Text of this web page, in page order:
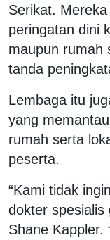
Serikat.
peringatan dini
maupun rumah
tanda
Lembaga itu
yang
rumah serta
peserta.
“Kami tidak
dokter spesialis
Shane Kappler.